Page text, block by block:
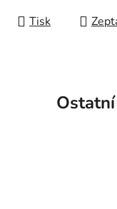
Tisk